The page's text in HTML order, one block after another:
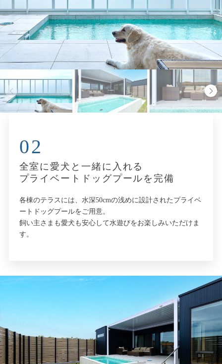
02
全室に愛犬と一緒に入れる
プライベートドッグプールを完備
各棟のテラスには、水深50cmの浅めに設計されたプライベ
ートドッグプールをご用意。
飼い主さまも愛犬も安心して水遊びをお楽しみいただけま
す。